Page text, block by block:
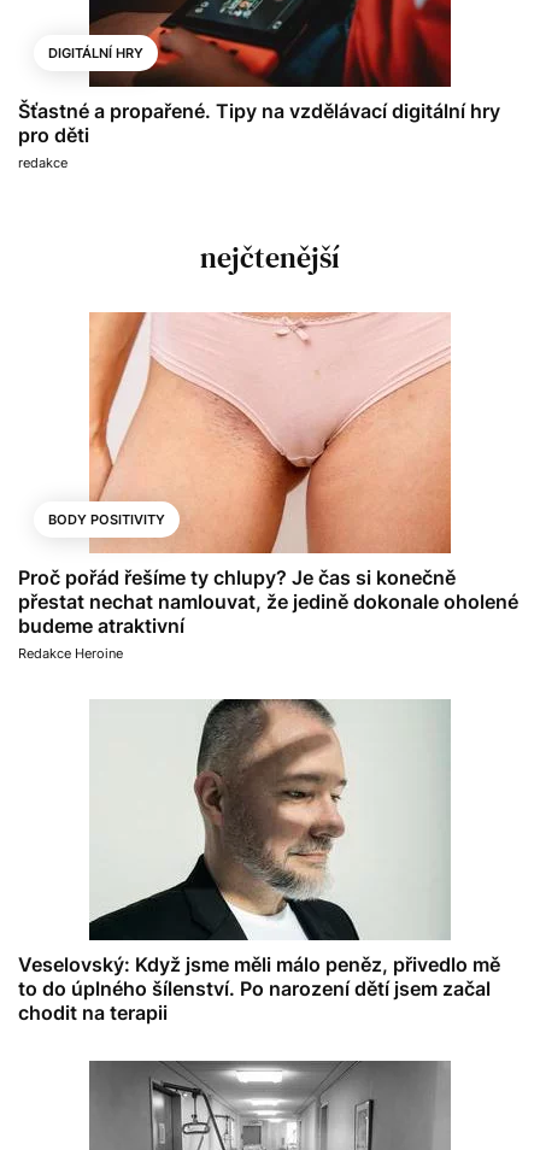
DIGITÁLNÍ HRY
Šťastné a propařené. Tipy na vzdělávací digitální hry
pro děti
redakce
nejčtenější
BODY POSITIVITY
Proč pořád řešíme ty chlupy? Je čas si konečně
přestat nechat namlouvat, že jedině dokonale oholené
budeme atraktivní
Redakce Heroine
Veselovský: Když jsme měli málo peněz, přivedlo mě
to do úplného šílenství. Po narození dětí jsem začal
chodit na terapii